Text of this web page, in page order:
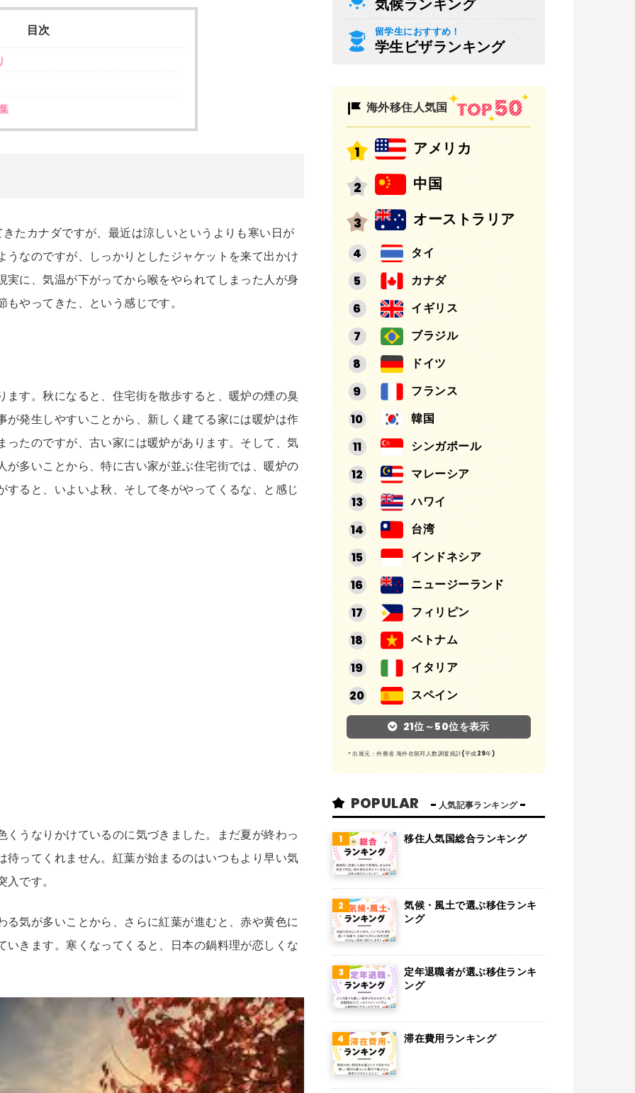
目次
たカナダですが、最近は涼しいというよりも寒い日が
なのですが、しっかりとしたジャケットを来て出かけ
に、気温が下がってから喉をやられてしまった人が身
やってきた、という感じです。
す。秋になると、住宅街を散歩すると、暖炉の煙の臭
発生しやすいことから、新しく建てる家には暖炉は作
たのですが、古い家には暖炉があります。そして、気
多いことから、特に古い家が並ぶ住宅街では、暖炉の
ると、いよいよ秋、そして冬がやってくるな、と感じ
うなりかけているのに気づきました。まだ夏が終わっ
ってくれません。紅葉が始まるのはいつもより早い気
です。
気が多いことから、さらに紅葉が進むと、赤や黄色に
きます。寒くなってくると、日本の鍋料理が恋しくな
気候ランキング
留学生におすすめ！
学生ビザランキング
海外移住人気国
アメリカ
中国
オーストラリア
タイ
カナダ
イギリス
ブラジル
ドイツ
フランス
韓国
シンガポール
マレーシア
ハワイ
台湾
インドネシア
ニュージーランド
フィリピン
ベトナム
イタリア
スペイン
アルゼンチン
メキシコ
スイス
インド
オランダ
グアム
パラグアイ
スウェーデン
ボリビア
21位～50位を表示
＊出展元：外務省 海外在留邦人数調査統計(平成29年)
POPULAR 人気記事ランキング
移住人気国総合ランキング
気候・風土で選ぶ移住ランキ
ング
定年退職者が選ぶ移住ランキ
ング
滞在費用ランキング